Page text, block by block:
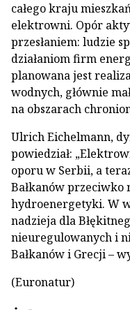
całego kraju
elektrowni. Opór
przesłaniem: ludzie
działaniom firm
planowana jest
wodnych, głównie
na obszarach
Ulrich Eichelmann,
powiedział:
oporu w Serbii, a
Bałkanów
hydroenergetyki. W
nadzieja dla
nieuregulowanych i
Bałkanów i Grecji –
(Euronatur)